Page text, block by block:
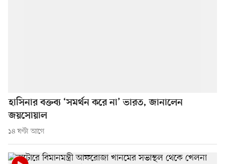
হাসিনার বক্তব্য ‘সমর্থন করে না’ ভারত, জানালেন
জয়সোয়াল
১৪ ঘণ্টা আগে